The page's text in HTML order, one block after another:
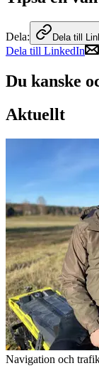
Dela: Dela till
Dela till LinkedIn
Du kanske
Aktuellt
Navigation och